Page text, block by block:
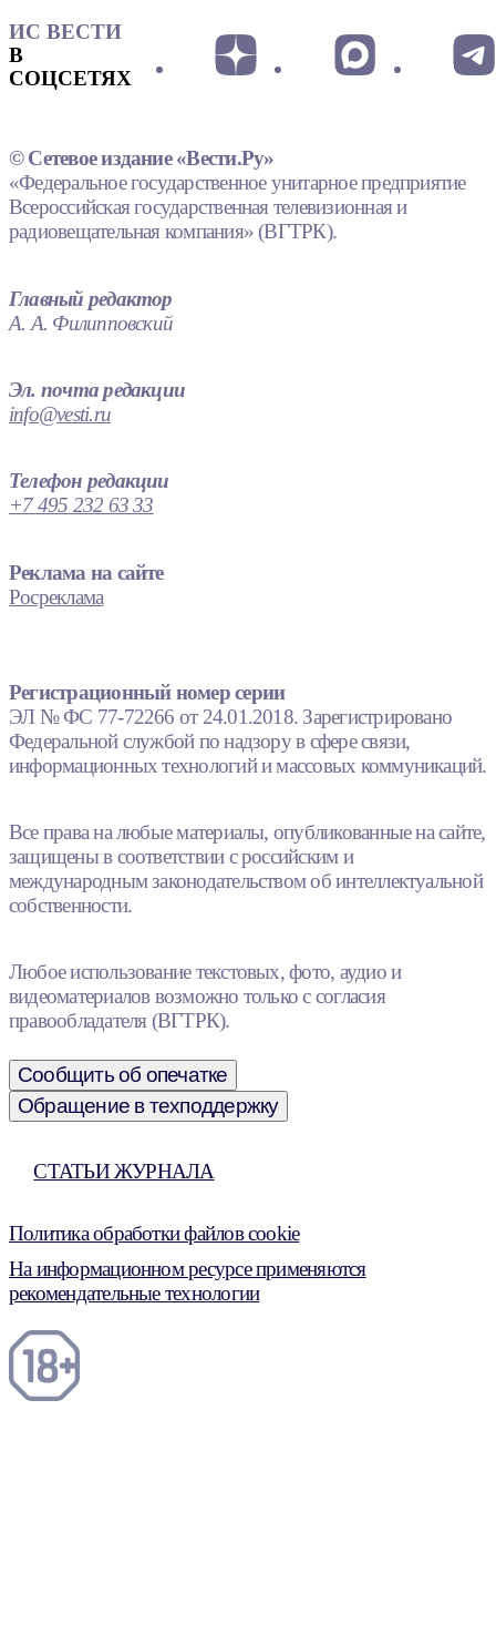
ИС ВЕСТИ
В
СОЦСЕТЯХ
© Сетевое издание «Вести.Ру»
«Федеральное государственное унитарное предприятие
Всероссийская государственная телевизионная и
радиовещательная компания» (ВГТРК).
Главный редактор
А. А. Филипповский
Эл. почта редакции
info@vesti.ru
Телефон редакции
+7 495 232 63 33
Реклама на сайте
Росреклама
Регистрационный номер серии
ЭЛ № ФС 77-72266 от 24.01.2018. Зарегистрировано
Федеральной службой по надзору в сфере связи,
информационных технологий и массовых коммуникаций.
Все права на любые материалы, опубликованные на сайте,
защищены в соответствии с российским и
международным законодательством об интеллектуальной
собственности.
Любое использование текстовых, фото, аудио и
видеоматериалов возможно только с согласия
правообладателя (ВГТРК).
Сообщить об опечатке
Обращение в техподдержку
СТАТЬИ ЖУРНАЛА
Политика обработки файлов cookie
На информационном ресурсе применяются
рекомендательные технологии